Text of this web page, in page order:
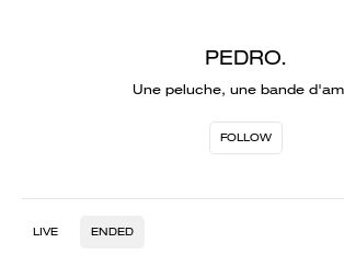
PEDRO.
Une peluche, une bande
FOLLOW
LIVE ENDED